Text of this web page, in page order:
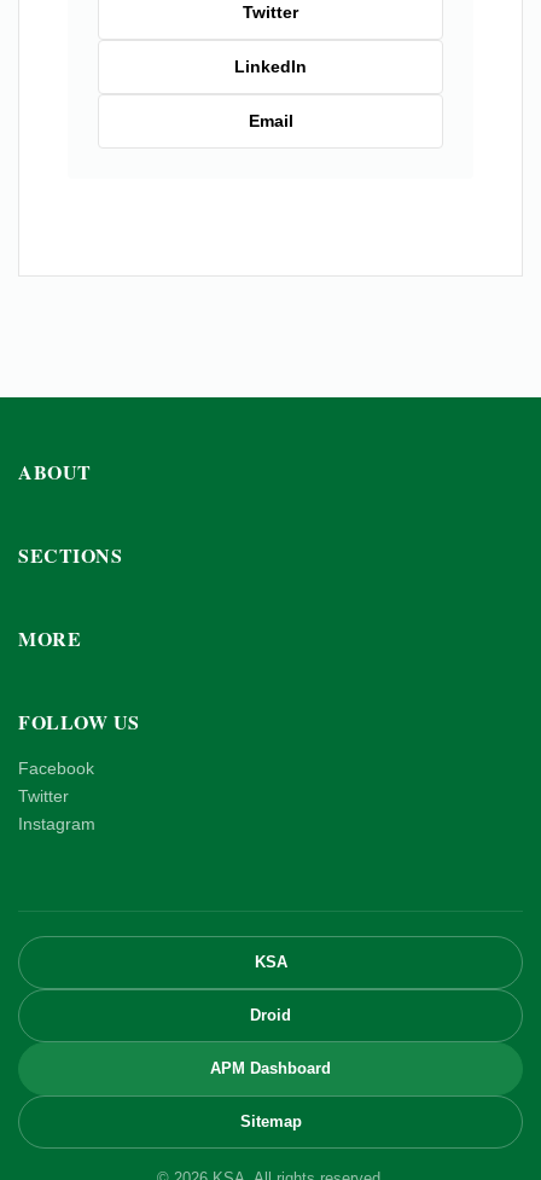
Twitter
LinkedIn
Email
ABOUT
SECTIONS
MORE
FOLLOW US
Facebook
Twitter
Instagram
KSA
Droid
APM Dashboard
Sitemap